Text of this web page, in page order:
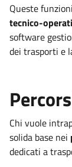
Queste
tecnico-
software
dei trasporti e
Chi vuole
solida base nei
dedicati a